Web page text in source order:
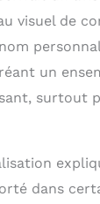
visuel de
un
surtout
dans